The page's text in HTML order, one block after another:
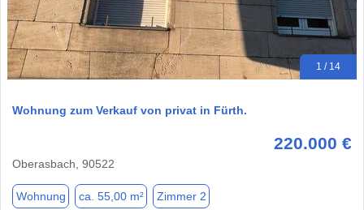
1 / 14
Wohnung zum Verkauf von privat in Fürth.
220.000 €
Oberasbach, 90522
Wohnung ca. 55,00 m² Zimmer 2